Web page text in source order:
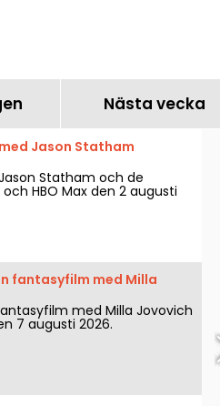
Nästa vecka
Jason Statham
Statham och de
HBO Max den 2 augusti
fantasyfilm med Milla
med Milla Jovovich
7 augusti 2026.